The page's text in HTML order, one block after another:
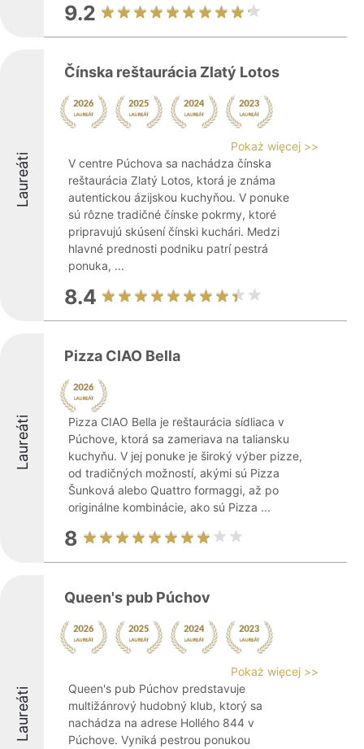
9.2
Laureáti
Čínska reštaurácia Zlatý Lotos
Pokaż więcej >>
V centre Púchova sa nachádza čínska
reštaurácia Zlatý Lotos, ktorá je známa
autentickou ázijskou kuchyňou. V ponuke
sú rôzne tradičné čínske pokrmy, ktoré
pripravujú skúsení čínski kuchári. Medzi
hlavné prednosti podniku patrí pestrá
ponuka, ...
8.4
Laureáti
Pizza CIAO Bella
Pizza CIAO Bella je reštaurácia sídliaca v
Púchove, ktorá sa zameriava na taliansku
kuchyňu. V jej ponuke je široký výber pizze,
od tradičných možností, akými sú Pizza
Šunková alebo Quattro formaggi, až po
originálne kombinácie, ako sú Pizza ...
8
Laureáti
Queen's pub Púchov
Pokaż więcej >>
Queen's pub Púchov predstavuje
multižánrový hudobný klub, ktorý sa
nachádza na adrese Hollého 844 v
Púchove. Vyniká pestrou ponukou